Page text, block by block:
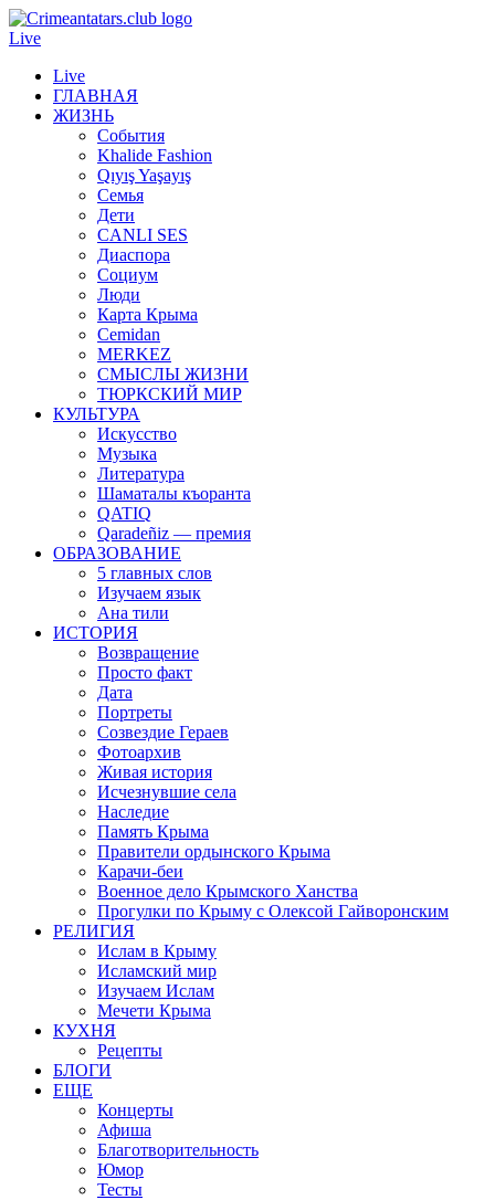
Live
Live
ГЛАВНАЯ
ЖИЗНЬ
События
Khalide Fashion
Qıyış Yaşayış
Семья
Дети
CANLI SES
Диаспора
Социум
Люди
Карта Крыма
Cemidan
МERKEZ
СМЫСЛЫ ЖИЗНИ
ТЮРКСКИЙ МИР
КУЛЬТУРА
Искусство
Музыка
Литература
Шаматалы къоранта
QATIQ
Qaradeñiz — премия
ОБРАЗОВАНИЕ
5 главных слов
Изучаем язык
Ана тили
ИСТОРИЯ
Возвращение
Просто факт
Дата
Портреты
Созвездие Гераев
Фотоархив
Живая история
Исчезнувшие села
Наследие
Память Крыма
Правители ордынского Крыма
Карачи-беи
Военное дело Крымского Ханства
Прогулки по Крыму с Олексой Гайворонским
РЕЛИГИЯ
Ислам в Крыму
Исламский мир
Изучаем Ислам
Мечети Крыма
КУХНЯ
Рецепты
БЛОГИ
ЕЩЕ
Концерты
Афиша
Благотворительность
Юмор
Тесты